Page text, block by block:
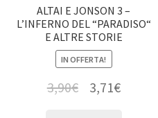
ALTAI E JONSON 3 –
L’INFERNO DEL “PARADISO“
E ALTRE STORIE
IN OFFERTA!
3,90€ 3,71€